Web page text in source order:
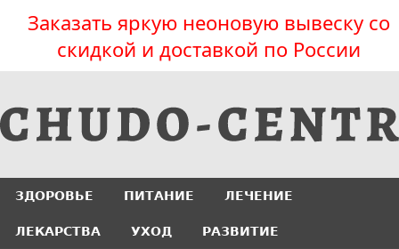
Заказать яркую неоновую вывеску со
скидкой и доставкой по России
ЗДОРОВЬЕ ПИТАНИЕ ЛЕЧЕНИЕ
ЛЕКАРСТВА УХОД РАЗВИТИЕ